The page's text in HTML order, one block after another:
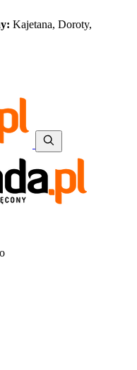
Kajetana, Doroty,